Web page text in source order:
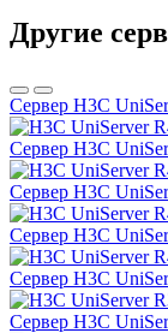
Другие
Сервер H3C
Сервер H3C
Сервер H3C
Сервер H3C
Сервер H3C
Сервер H3C